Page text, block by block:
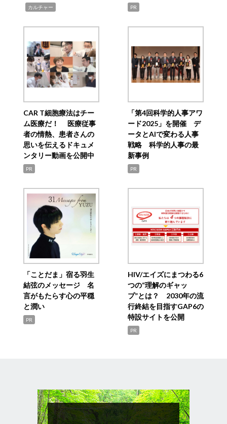
カルチャー PR
CAR T細胞療法はチー
ム医療だ！ 医療従事
者の情熱、患者さんの
思いを伝えるドキュメ
ンタリー動画を公開中
PR
「第4回科学的人事アワ
ード2025」を開催 デ
ータとAIで変わる人事
戦略 科学的人事の最
新事例
PR
「ことだま」宿る羽生
結弦のメッセージ 名
言がもたらす心の平穏
と潤い
PR
HIV/エイズにまつわる6
つの“理解のギャッ
プ”とは？ 2030年の流
行終結を目指すGAP6の
特設サイトを公開
PR